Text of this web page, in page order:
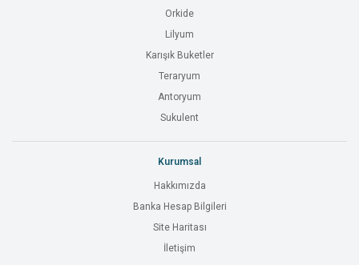
Orkide
Lilyum
Karışık Buketler
Teraryum
Antoryum
Sukulent
Kurumsal
Hakkımızda
Banka Hesap Bilgileri
Site Haritası
İletişim